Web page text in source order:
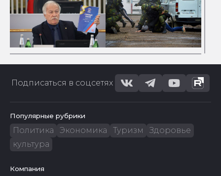
Подписаться в соцсетях
Популярные рубрики
Политика Экономика Туризм
Здоровье
культура
Компания